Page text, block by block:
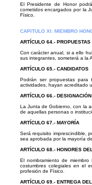
El Presidente de Honor
cometidos encargados por la
Físico.
CAPITULO XI: MIEMBRO
ARTÍCULO 64.- PROPUESTAS
Con carácter anual, si a ello
sus integrantes, someterá a la
ARTÍCULO 65.- CANDIDATOS
Podrán ser propuestas para
actividades, hayan acreditado
ARTÍCULO 66.- DESIGNACIÓN
La Junta de Gobierno, con la
de aquellas personas o
ARTÍCULO 67.- MAYORÍA
Será requisito imprescindible,
sea aprobada por la mayoría
ARTÍCULO 68.- HONORES
El nombramiento de
costumbres colegiales en el
profesión de Físico.
ARTÍCULO 69.- ENTREGA